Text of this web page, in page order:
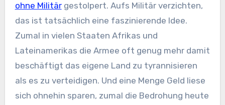
ohne Militärgestolpert. Aufs Militär verzichten,
das ist tatsächlich eine faszinierende Idee.
Zumal in vielen Staaten Afrikas und
Lateinamerikas die Armee oft genug mehr damit
beschäftigt das eigene Land zu tyrannisieren
als es zu verteidigen. Und eine Menge Geld liese
sich ohnehin sparen, zumal die Bedrohung heute